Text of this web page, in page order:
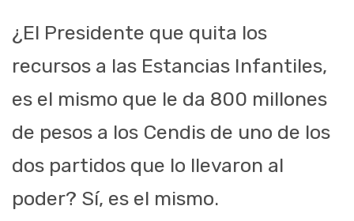
¿El Presidente que quita los
recursos a las Estancias Infantiles,
es el mismo que le da 800 millones
de pesos a los Cendis de uno de los
dos partidos que lo llevaron al
poder? Sí, es el mismo.